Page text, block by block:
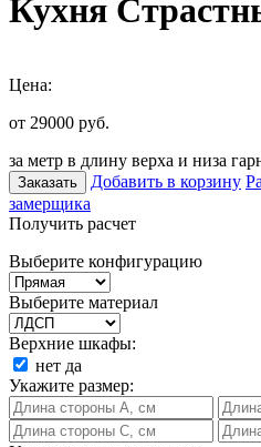
Кухня
Цена:
от 29000 руб.
за метр в длину верха и низа
Заказать Добавить в корзину
замерщика
Получить расчет
Выберите конфигурацию
Выберите материал
Верхние шкафы:
нет да
Укажите размер: